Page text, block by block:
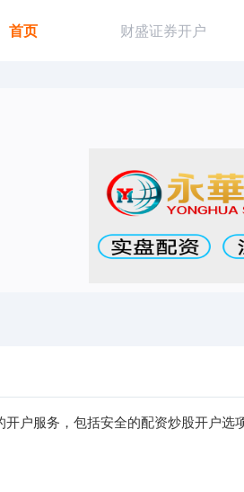
首页 财盛证券开户
户服务，包括安全的配资炒股开户